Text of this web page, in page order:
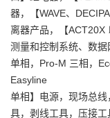
器，【WAVE、
离器产品，【ACT20X
测量和控制系统、数
单相，Pro-M 三相，
Easyline
单相】电源，现场总
具，剥线工具，压接